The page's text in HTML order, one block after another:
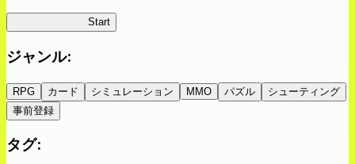
Start
ジャンル:
RPG カード シミュレーション MMO パズル
シューティング
事前登録
タグ: